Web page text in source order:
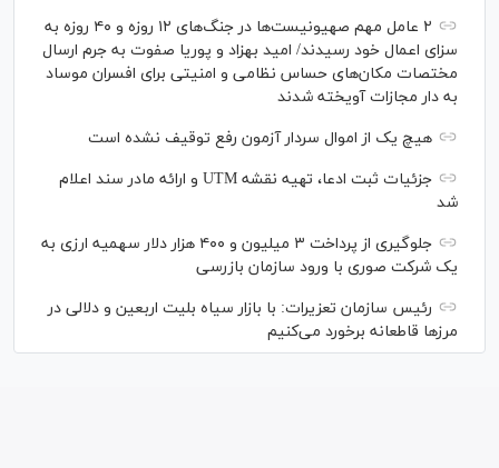
۲ عامل مهم صهیونیست‌ها در جنگ‌های ۱۲ روزه و ۴۰ روزه به
سزای اعمال خود رسیدند/ امید بهزاد و پوریا صفوت به جرم ارسال
مختصات مکان‌های حساس نظامی و امنیتی برای افسران موساد
به دار مجازات آویخته شدند
هیچ یک از اموال سردار آزمون رفع توقیف نشده است
جزئیات ثبت ادعا، تهیه نقشه UTM و ارائه مادر سند اعلام
شد
جلوگیری از پرداخت ۳ میلیون و ۴۰۰ هزار دلار سهمیه ارزی به
یک شرکت صوری با ورود سازمان بازرسی
رئیس سازمان تعزیرات: با بازار سیاه بلیت اربعین و دلالی در
مرز‌ها قاطعانه برخورد می‌کنیم